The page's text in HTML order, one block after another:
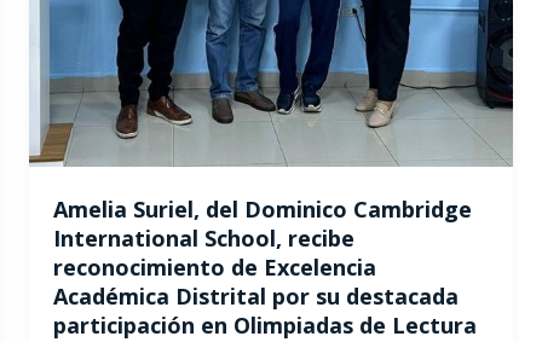
Amelia Suriel, del Dominico Cambridge
International School, recibe
reconocimiento de Excelencia
Académica Distrital por su destacada
participación en Olimpiadas de Lectura